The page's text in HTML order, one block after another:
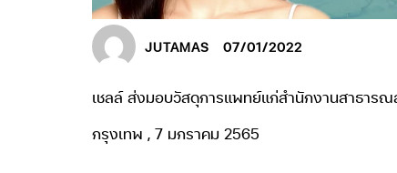
JUTAMAS 07/01/2022
เชลล์ ส่งมอบวัสดุการแพทย์แก่สำนักงานสาธารณ
กรุงเทพ , 7 มกราคม 2565